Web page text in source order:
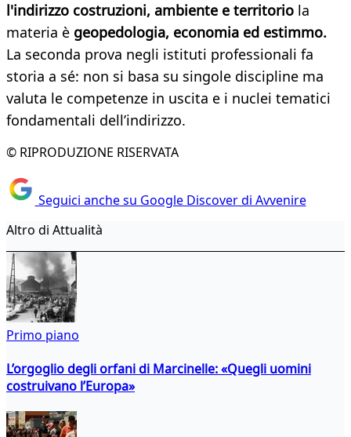
l'indirizzo costruzioni, ambiente e territorio la
materia è geopedologia, economia ed estimmo.
La seconda prova negli istituti professionali fa
storia a sé: non si basa su singole discipline ma
valuta le competenze in uscita e i nuclei tematici
fondamentali dell’indirizzo.
© RIPRODUZIONE RISERVATA
Seguici anche su Google Discover di Avvenire
Altro di Attualità
Primo piano
L’orgoglio degli orfani di Marcinelle: «Quegli uomini
costruivano l’Europa»